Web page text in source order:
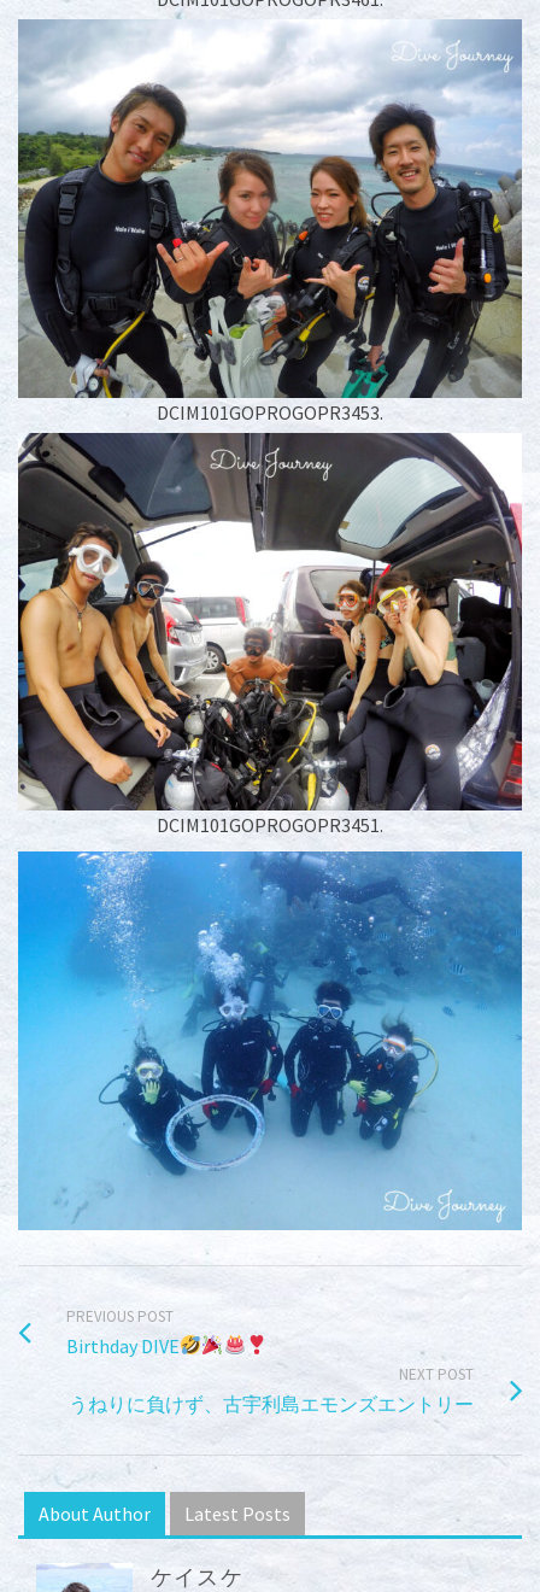
DCIM101GOPROGOPR3453.
DCIM101GOPROGOPR3451.
PREVIOUS POST
Birthday DIVE
NEXT POST
うねりに負けず、古宇利島エモンズエントリー
About Author Latest Posts
ケイスケ